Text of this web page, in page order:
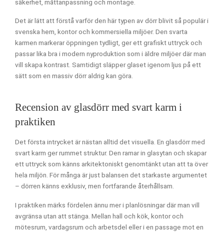
säkerhet, måttanpassning och montage.
Det är lätt att förstå varför den här typen av dörr blivit så populär i
svenska hem, kontor och kommersiella miljöer. Den svarta
karmen markerar öppningen tydligt, ger ett grafiskt uttryck och
passar lika bra i modern nyproduktion som i äldre miljöer där man
vill skapa kontrast. Samtidigt släpper glaset igenom ljus på ett
sätt som en massiv dörr aldrig kan göra.
Recension av glasdörr med svart karm i
praktiken
Det första intrycket är nästan alltid det visuella. En glasdörr med
svart karm ger rummet struktur. Den ramar in glasytan och skapar
ett uttryck som känns arkitektoniskt genomtänkt utan att ta över
hela miljön. För många är just balansen det starkaste argumentet
– dörren känns exklusiv, men fortfarande återhållsam.
I praktiken märks fördelen ännu mer i planlösningar där man vill
avgränsa utan att stänga. Mellan hall och kök, kontor och
mötesrum, vardagsrum och arbetsdel eller i en passage mot en